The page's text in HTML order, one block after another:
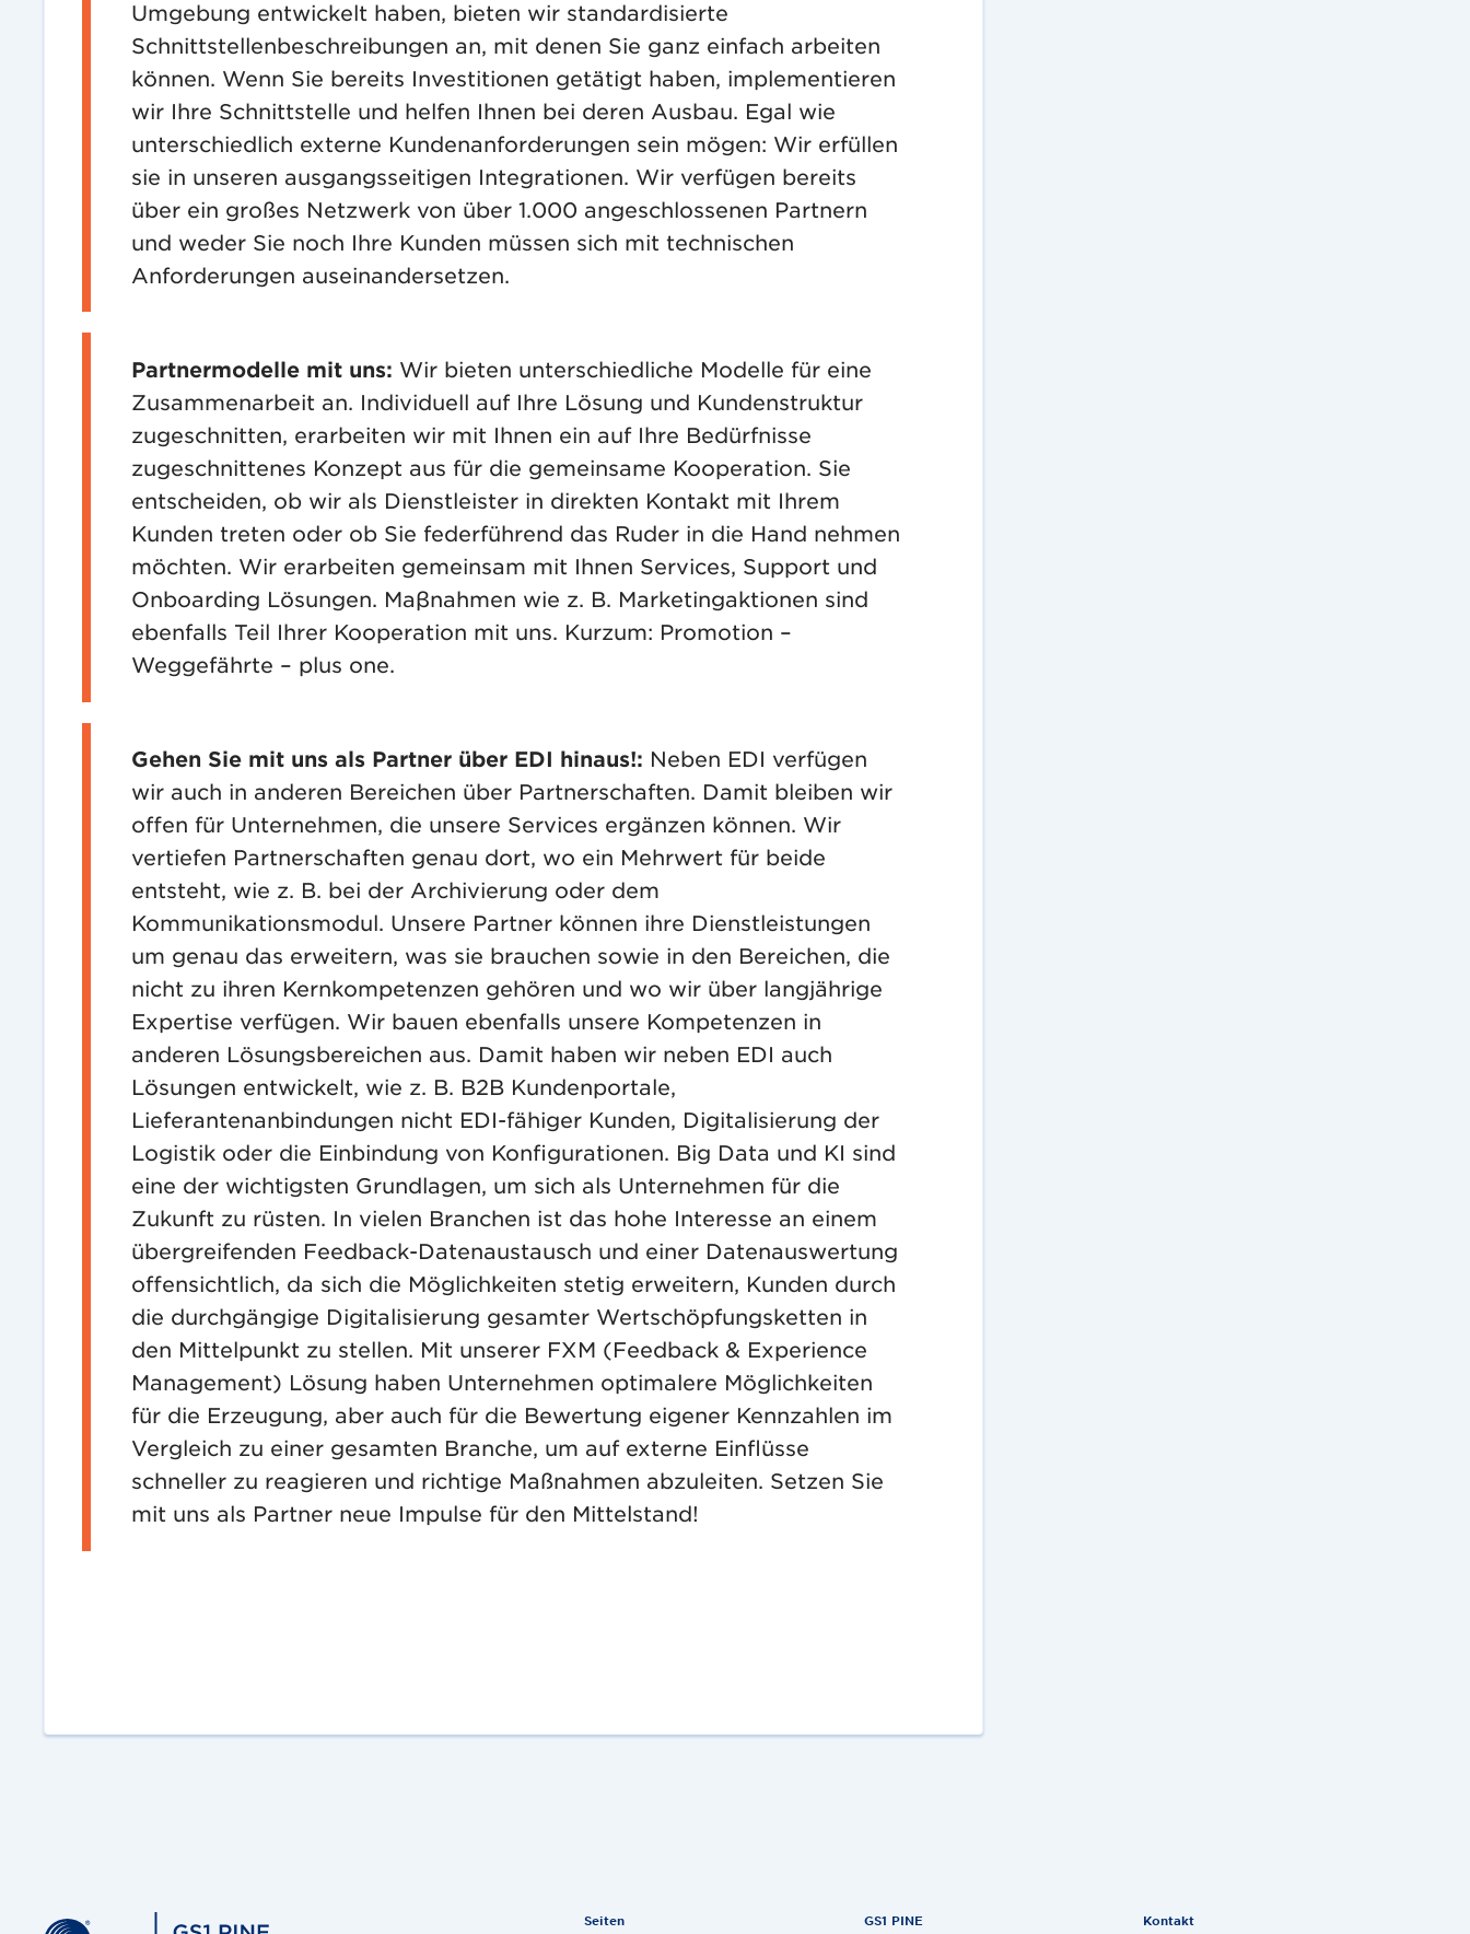
Umgebung entwickelt haben, bieten wir standardisierte
Schnittstellenbeschreibungen an, mit denen Sie ganz einfach arbeiten
können. Wenn Sie bereits Investitionen getätigt haben, implementieren
wir Ihre Schnittstelle und helfen Ihnen bei deren Ausbau. Egal wie
unterschiedlich externe Kundenanforderungen sein mögen: Wir erfüllen
sie in unseren ausgangsseitigen Integrationen. Wir verfügen bereits
über ein großes Netzwerk von über 1.000 angeschlossenen Partnern
und weder Sie noch Ihre Kunden müssen sich mit technischen
Anforderungen auseinandersetzen.
Partnermodelle mit uns: Wir bieten unterschiedliche Modelle für eine
Zusammenarbeit an. Individuell auf Ihre Lösung und Kundenstruktur
zugeschnitten, erarbeiten wir mit Ihnen ein auf Ihre Bedürfnisse
zugeschnittenes Konzept aus für die gemeinsame Kooperation. Sie
entscheiden, ob wir als Dienstleister in direkten Kontakt mit Ihrem
Kunden treten oder ob Sie federführend das Ruder in die Hand nehmen
möchten. Wir erarbeiten gemeinsam mit Ihnen Services, Support und
Onboarding Lösungen. Maβnahmen wie z. B. Marketingaktionen sind
ebenfalls Teil Ihrer Kooperation mit uns. Kurzum: Promotion –
Weggefährte – plus one.
Gehen Sie mit uns als Partner über EDI hinaus!: Neben EDI verfügen
wir auch in anderen Bereichen über Partnerschaften. Damit bleiben wir
offen für Unternehmen, die unsere Services ergänzen können. Wir
vertiefen Partnerschaften genau dort, wo ein Mehrwert für beide
entsteht, wie z. B. bei der Archivierung oder dem
Kommunikationsmodul. Unsere Partner können ihre Dienstleistungen
um genau das erweitern, was sie brauchen sowie in den Bereichen, die
nicht zu ihren Kernkompetenzen gehören und wo wir über langjährige
Expertise verfügen. Wir bauen ebenfalls unsere Kompetenzen in
anderen Lösungsbereichen aus. Damit haben wir neben EDI auch
Lösungen entwickelt, wie z. B. B2B Kundenportale,
Lieferantenanbindungen nicht EDI-fähiger Kunden, Digitalisierung der
Logistik oder die Einbindung von Konfigurationen. Big Data und KI sind
eine der wichtigsten Grundlagen, um sich als Unternehmen für die
Zukunft zu rüsten. In vielen Branchen ist das hohe Interesse an einem
übergreifenden Feedback-Datenaustausch und einer Datenauswertung
offensichtlich, da sich die Möglichkeiten stetig erweitern, Kunden durch
die durchgängige Digitalisierung gesamter Wertschöpfungsketten in
den Mittelpunkt zu stellen. Mit unserer FXM (Feedback & Experience
Management) Lösung haben Unternehmen optimalere Möglichkeiten
für die Erzeugung, aber auch für die Bewertung eigener Kennzahlen im
Vergleich zu einer gesamten Branche, um auf externe Einflüsse
schneller zu reagieren und richtige Maßnahmen abzuleiten. Setzen Sie
mit uns als Partner neue Impulse für den Mittelstand!
Seiten GS1 PINE Kontakt